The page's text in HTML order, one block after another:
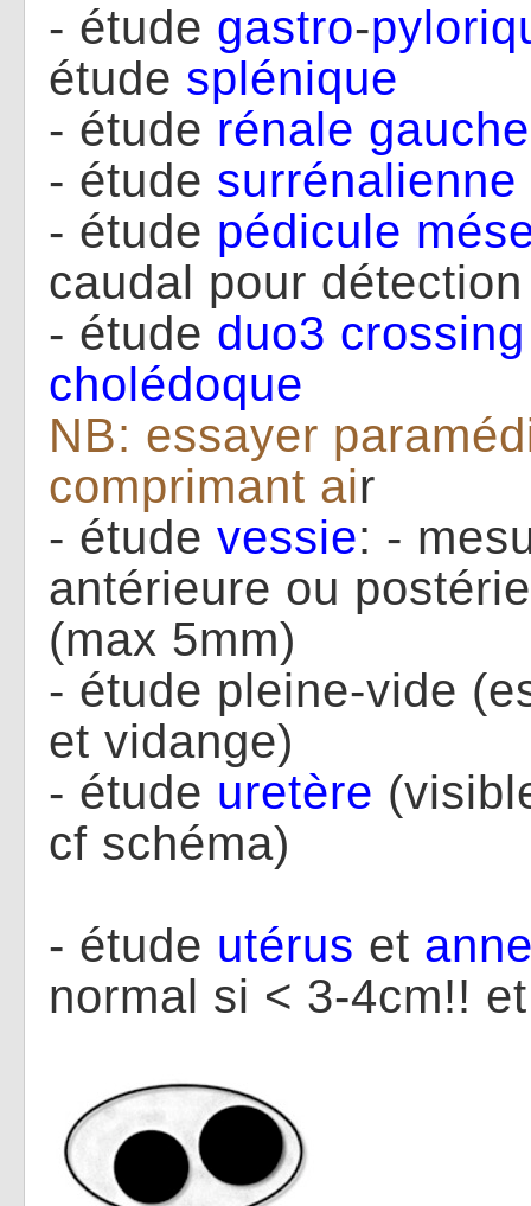
- étude gastro-
étude splénique
- étude rénale gauche
- étude surrénalienne
- étude pédicule
caudal pour
- étude duo3 crossing
cholédoque
NB: essayer
comprimant air
- étude vessie: -
antérieure ou
(max 5mm)
- étude pleine-vide
et vidange)
- étude uretère
cf schéma)
- étude utérus et
normal si < 3-4cm!!